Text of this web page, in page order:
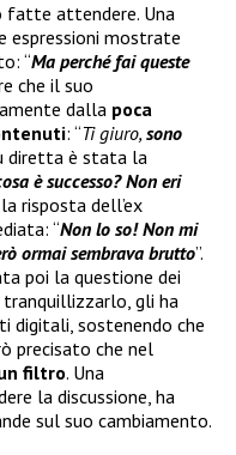
fatte attendere. Una
mostrate
“Ma perché fai queste
che il suo
dalla poca
: “Ti giuro, sono
diretta è stata la
è successo? Non eri
risposta dell’ex
“Non lo so! Non mi
ormai sembrava brutto”.
poi la questione dei
gli ha
digitali, sostenendo che
precisato che nel
filtro. Una
la discussione, ha
sul suo cambiamento.